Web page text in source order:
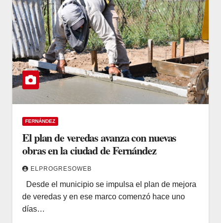
FERNÁNDEZ
El plan de veredas avanza con nuevas
obras en la ciudad de Fernández
ELPROGRESOWEB
Desde el municipio se impulsa el plan de mejora
de veredas y en ese marco comenzó hace uno
días…